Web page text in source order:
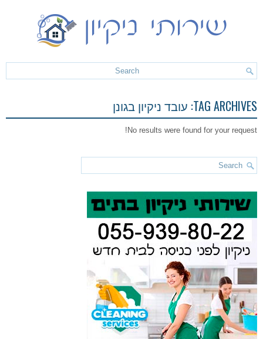
TAG ARCHIVES: עובד ניקיון בגונן
No results were found for your request!